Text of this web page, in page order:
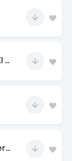
La Playa, El Mar, El Sol, El Cielo Y Tú
Vacaciones De Verano